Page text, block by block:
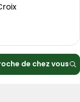
de chez vous